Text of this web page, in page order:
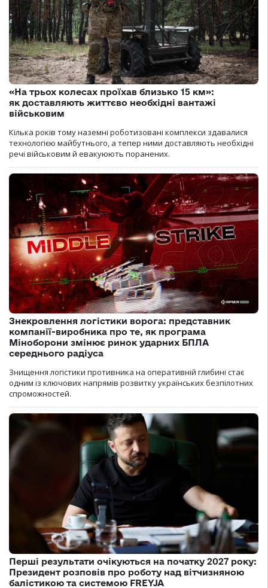
«На трьох колесах проїхав близько 15 км»:
як доставляють життєво необхідні вантажі
військовим
Кілька років тому наземні роботизовані комплекси здавалися
технологією майбутнього, а тепер ними доставляють необхідні
речі військовим й евакуюють поранених.
Знекровлення логістики ворога: представник
компанії-виробника про те, як програма
Міноборони змінює ринок ударних БПЛА
середнього радіуса
Знищення логістики противника на оперативній глибині стає
одним із ключових напрямів розвитку українських безпілотних
спроможностей.
Перші результати очікуються на початку 2027 року:
Президент розповів про роботу над вітчизняною
балістикою та системою FREYJA